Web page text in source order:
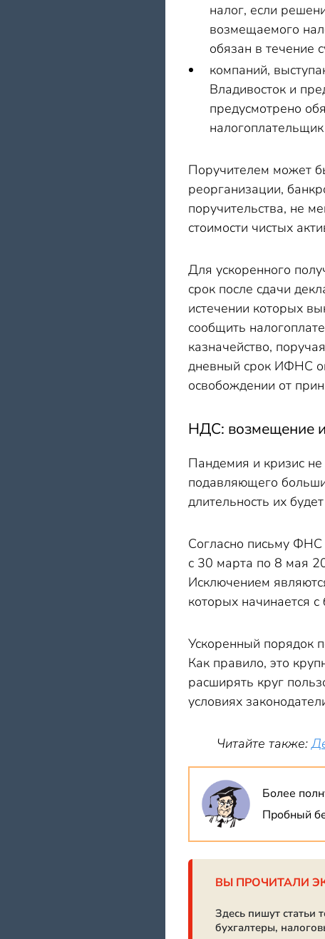
налог, если
возмещаемого
обязан в течение
компаний,
Владивосток и
предусмотрено
Поручителем может
реорганизации,
поручительства, не
стоимости чистых
Для ускоренного
срок после сдачи
истечении которых
сообщить
казначейство,
дневный срок ИФНС
освобождении от
НДС: возмещение
Пандемия и кризис
подавляющего
длительность их
Согласно письму
с 30 марта по 8 мая
Исключением
которых начинается
Ускоренный порядок
Как правило, это
расширять круг
условиях
Читайте также:
Более
Пробный
ВЫ ПРОЧИТАЛИ
Здесь пишут статьи
бухгалтеры,